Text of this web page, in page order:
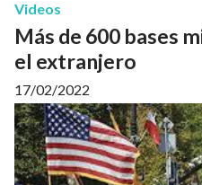
Más de 600 bases
el extranjero
Videos
17/02/2022